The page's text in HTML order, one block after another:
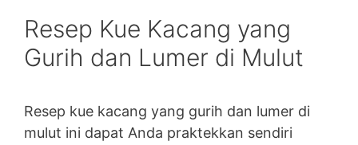
Resep Kue Kacang yang
Gurih dan Lumer di Mulut
Resep kue kacang yang gurih dan lumer di
mulut ini dapat Anda praktekkan sendiri